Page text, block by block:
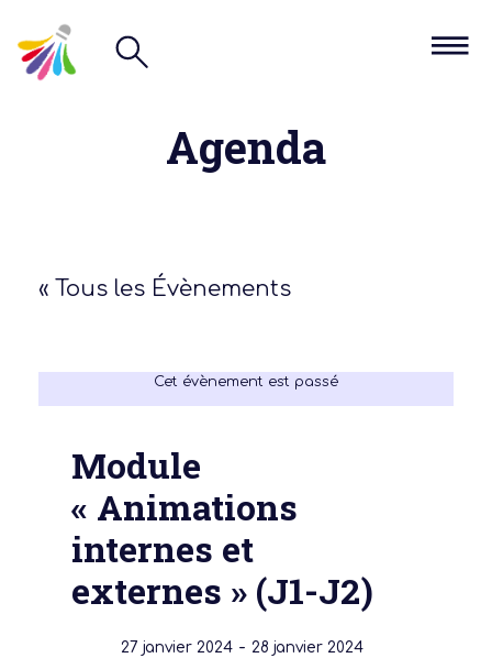
Agenda
« Tous les Évènements
Cet évènement est passé
Module
« Animations
internes et
externes » (J1-J2)
27 janvier 2024- 28 janvier 2024